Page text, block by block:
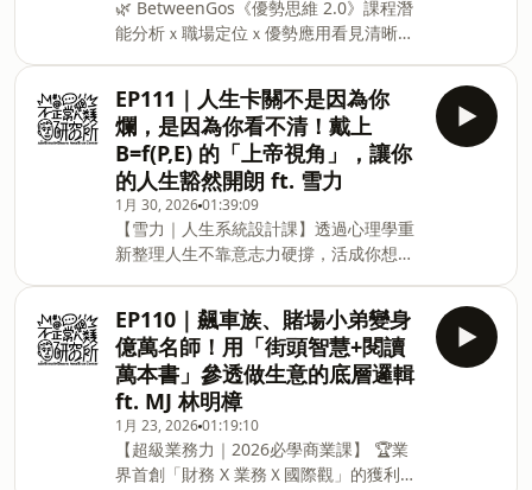
念大學，以及哪時候該推孩子一把讓他能
夠堅持下去，哪時候又該放手讓他自由探
索，軒哥都有很精采的分享。最後我們當
然也聊到，當我們現在大部分工作都能讓
AI代
讀到成績可以上台大法律，又在看破了世
俗的痛苦之後，走向了身心靈這條路。她
不但是資深的蘇菲旋轉舞者，還是將馬雅
十三月亮曆法引進亞洲和台灣的第一人。
而他們現在一起經營初心苑這個身心靈療
癒的品牌，幫助忙碌的現代人能夠放鬆身
心，找回健康和平靜。而頌缽，就是他們
想要推廣給大眾的一個工具。兩位老師在
這本書破除了許多頌缽的迷思，並且以淺
顯易懂的方式解釋它背後的科學原理，當
然最重要的，是頌缽音療對現代人幾個最
實用的功效，像是幫助睡眠、專注、以及
調節情緒等等。如
🌿 BetweenGos《優勢思維 2.0》課程潛
能分析ｘ職場定位ｘ優勢應用看見清晰的
https://bgs.pse.is/sho【10 年職涯服務
平台 × 7000+ 學員實證】✨內含【ISME
職場優勢測驗】正式版 (市價 600 元)結帳
輸入「sho」再享專屬折扣👉新年限時優
惠｜現折 $601（即日起至 2026/2/28）
👉日常成長優惠｜現折 $300（2026/3/1
起）[1] Talent｜天賦探索與深度解析：
探索天賦四大方法 + 12 種 ISME 優勢深
度解析[2] Position｜自我職場定位：建立
內在指南針，看見適合自己的下一步方向
[3] Actions｜優勢鍛鍊計畫：放大優勢，
管理盲點，開始我的行動計畫[4]
Strength｜潛能強化，打造具體優勢：拆
解價值觀、職能、天賦，具體化成你的一
頁式優勢說明[5] Case Study &amp; S
EP111｜人生卡關不是因為你
爛，是因為你看不清！戴上
B=f(P,E) 的「上帝視角」，讓你
的人生豁然開朗 ft. 雪力
1月 30, 202601:39:09
【雪力｜人生系統設計課】透過心理學重
新整理人生不靠意志力硬撐，活成你想成
「SHO350」打造屬於你的人生系統：
https://hi.sat.cool/nTjAL💡內外在系統診
斷：B = f ( P × E )» 拆解卡住你的內在模
式與環境結構，找出關鍵阻力與推力🔹3
大核心模組 » 將模糊自我成長，設計成可
執行、持續調整的系統工程🔹18 個心理學
理論 × 24 套實用工具 » 生活、職場、家
庭都適用🔹30 天陪伴社群 » 講義練習 x
EP110｜飆車族、賭場小弟變身
億萬名師！用「街頭智慧+閱讀
萬本書」參透做生意的底層邏輯
ft. MJ 林明樟
1月 23, 202601:19:10
【超級業務力｜2026必學商業課】 🏆業
界首創「財務 X 業務Ｘ國際觀」的獲利銷